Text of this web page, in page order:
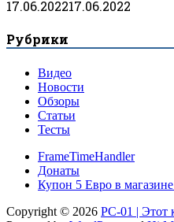
17.06.202217.06.2022
Рубрики
Видео
Новости
Обзоры
Статьи
Тесты
FrameTimeHandler
Донаты
Купон 5 Евро в
Copyright © 2026 PC-01 | Этот